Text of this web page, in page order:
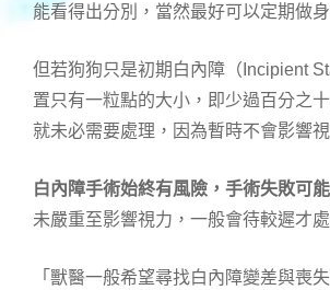
能看得出分別，當然最好可以定期做
但若狗狗只是初期白內障（Incipient
置只有一粒點的大小，即少過百分之
就未必需要處理，因為暫時不會影響視
白內障手術始終有風險，手術失敗可
未嚴重至影響視力，一般會待較遲才處
「獸醫一般希望尋找白內障變差與喪